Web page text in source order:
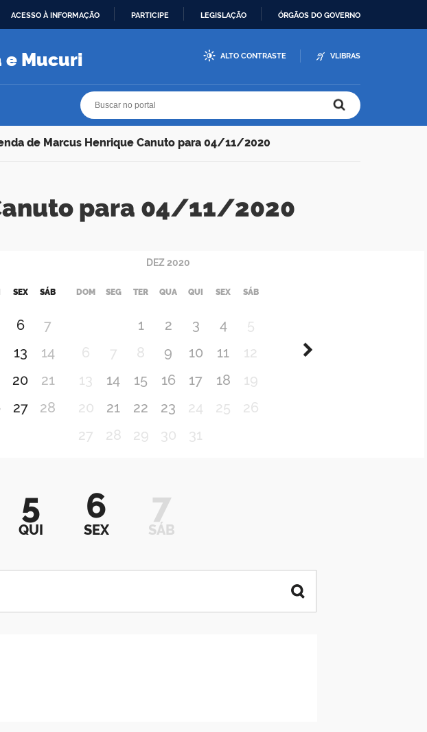
ACESSO À INFORMAÇÃO PARTICIPE LEGISLAÇÃO ÓRGÃOS DO GOVERNO
e Mucuri ALTO CONTRASTE VLIBRAS
de Marcus Henrique Canuto para 04/11/2020
para 04/11/2020
SEX SÁB
6
7
13
14
20
21
27
28
DEZ 2020
DOM SEG TER QUA QUI SEX SÁB
1 2 3 4
5
6
7 8 9 10 11
12
13
14 15 16 17 18
19
20
21 22 23 24 25
26
27
28 29 30 31
5
QUI
6
SEX
7
SÁB